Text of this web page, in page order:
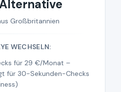
Großbritannien
WECHSELN:
für 29 €/Monat –
für 30-Sekunden-Checks